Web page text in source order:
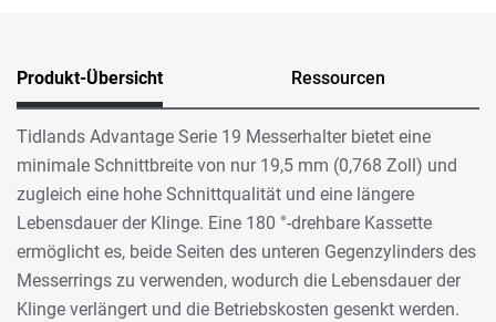
Produkt-Übersicht Ressourcen
Tidlands Advantage Serie 19 Messerhalter bietet eine
minimale Schnittbreite von nur 19,5 mm (0,768 Zoll) und
zugleich eine hohe Schnittqualität und eine längere
Lebensdauer der Klinge. Eine 180 °-drehbare Kassette
ermöglicht es, beide Seiten des unteren Gegenzylinders des
Messerrings zu verwenden, wodurch die Lebensdauer der
Klinge verlängert und die Betriebskosten gesenkt werden.